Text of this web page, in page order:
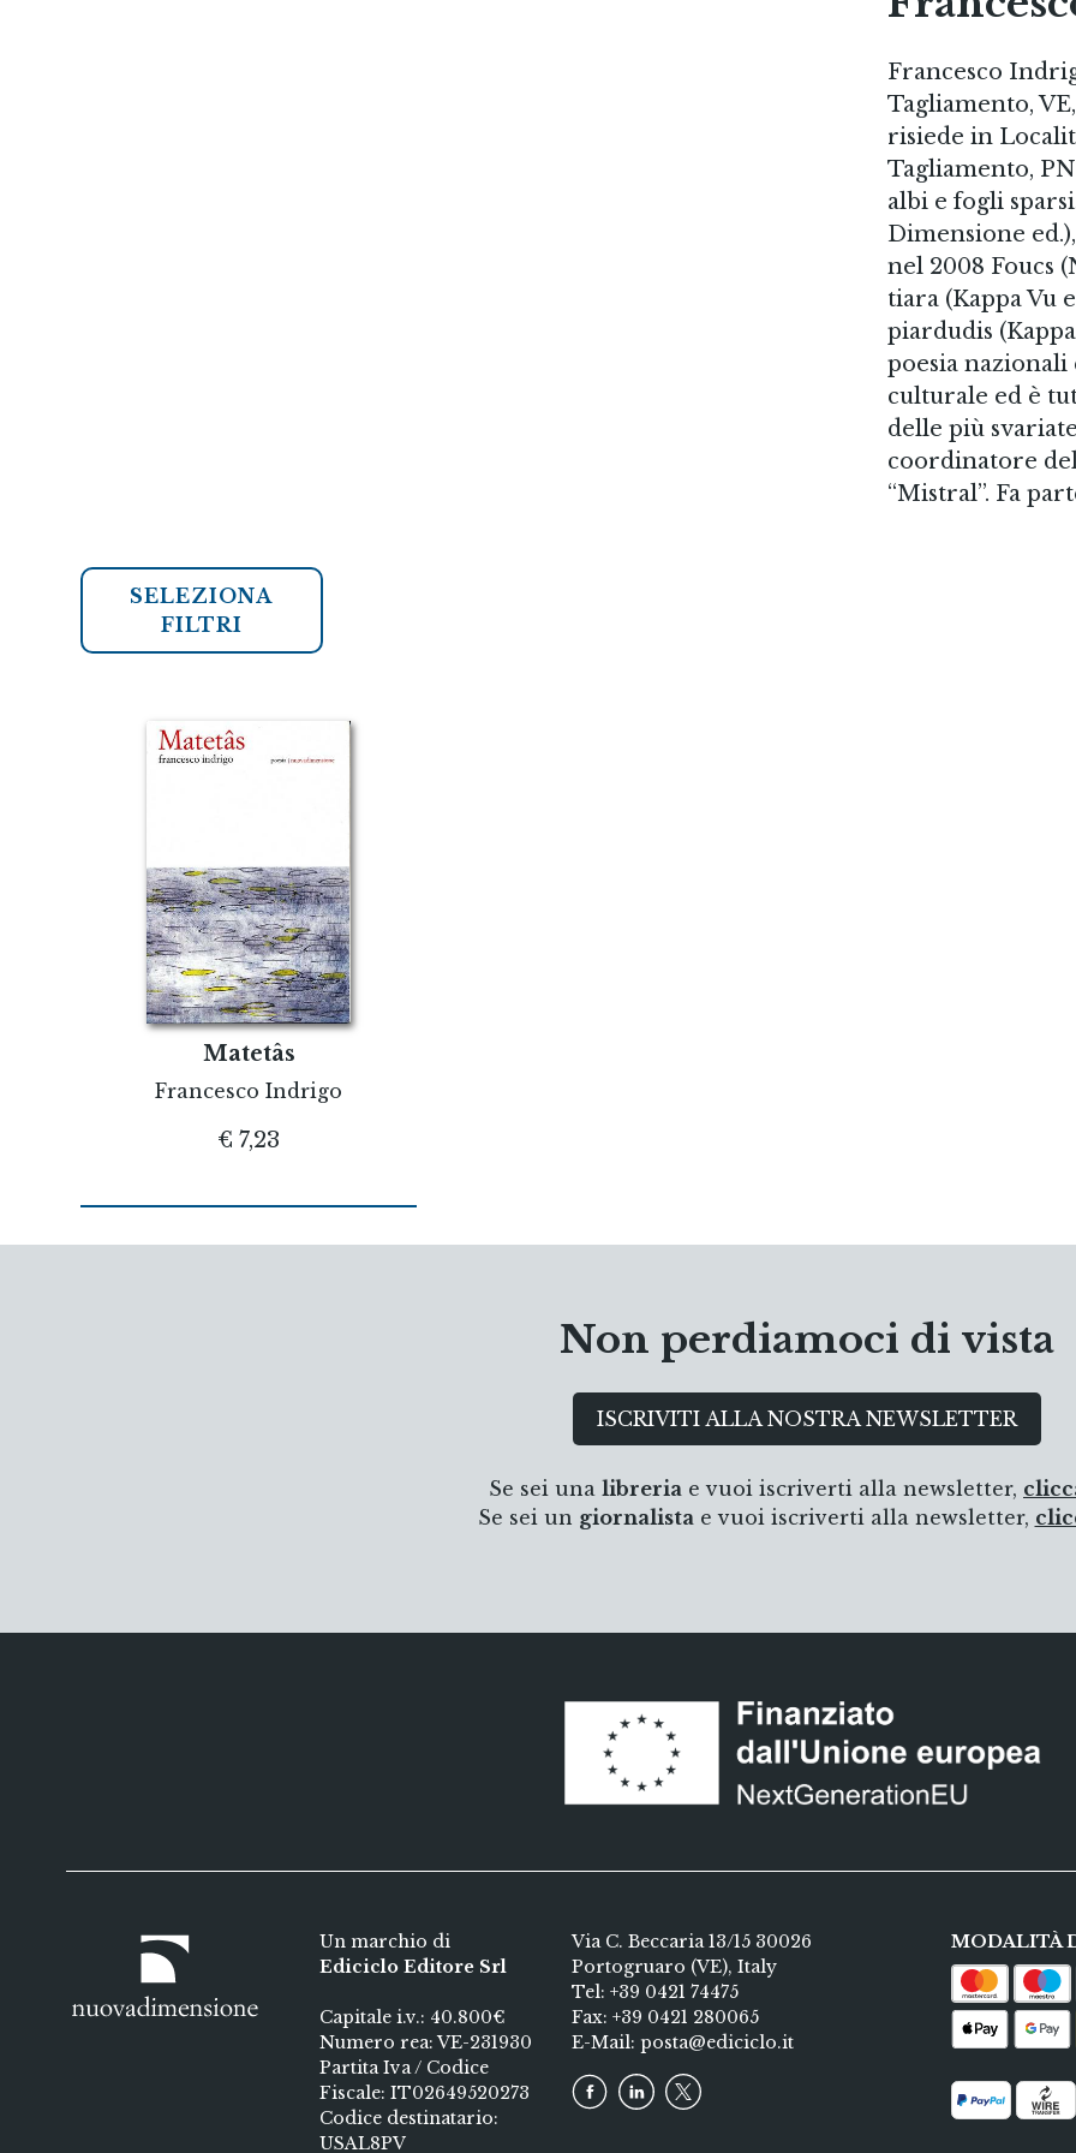
Francesco
Tagliamento,
risiede in
Tagliamento,
albi e fogli
Dimensione
nel 2008 Foucs
tiara (Kappa Vu
piardudis
poesia nazionali
culturale ed è
delle più
coordinatore
“Mistral”. Fa
SELEZIONA
FILTRI
Matetâs
Francesco Indrigo
€ 7,23
Non perdiamoci di vista
ISCRIVITI ALLA NOSTRA NEWSLETTER
Se sei una libreria e vuoi iscriverti alla newsletter,
Se sei un giornalista e vuoi iscriverti alla newsletter,
Un marchio di
Ediciclo Editore Srl
Capitale i.v.: 40.800€
Numero rea: VE-231930
Partita Iva / Codice
Fiscale: IT02649520273
Codice destinatario:
USAL8PV
Via C. Beccaria 13/15 30026
Portogruaro (VE), Italy
Tel:+39 0421 74475
Fax: +39 0421 280065
E-Mail:posta@ediciclo.it
MODALITÀ